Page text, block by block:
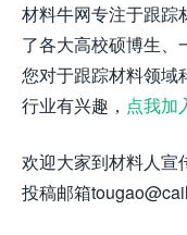
材料牛网专注于跟踪
了各大高校硕博生、
您对于跟踪材料领域
行业有兴趣， 点我加
欢迎大家到材料人宣
投稿邮箱